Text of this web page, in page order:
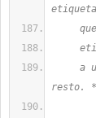
etiqueta
que
a un
resto.